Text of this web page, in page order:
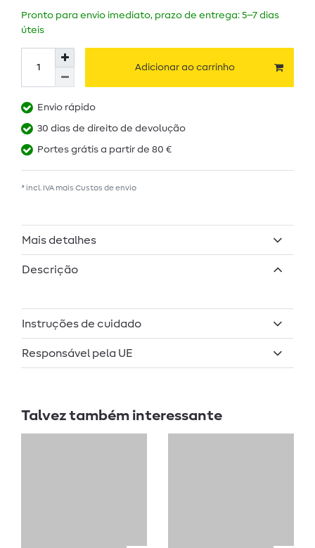
Pronto para envio imediato, prazo de entrega: 5–7 dias
úteis
Adicionar ao carrinho
Envio rápido
30 dias de direito de devolução
Portes grátis a partir de 80 €
* incl. IVA mais Custos de envio
Mais detalhes
Descrição
Instruções de cuidado
Responsável pela UE
Talvez também interessante